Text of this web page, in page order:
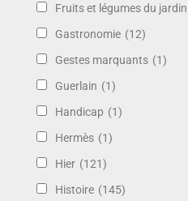
Fruits et légumes du jardin
Gastronomie (12)
Gestes marquants (1)
Guerlain (1)
Handicap (1)
Hermès (1)
Hier (121)
Histoire (145)